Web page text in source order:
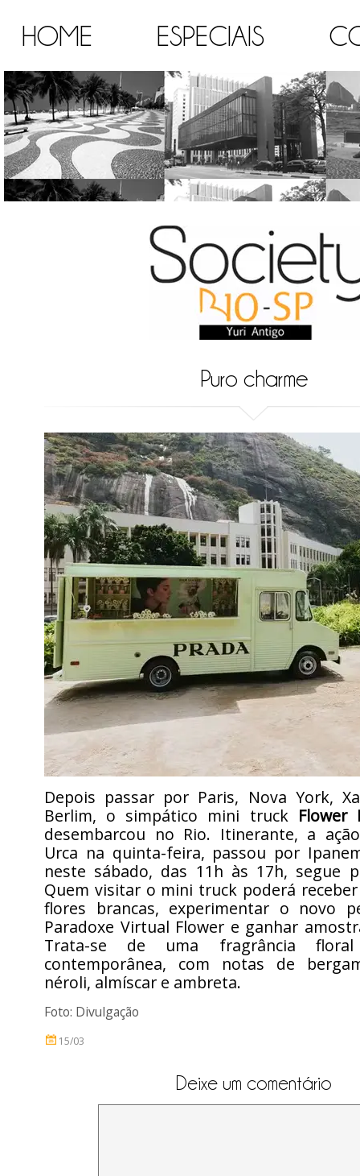
HOME ESPECIAIS
Puro charme
Depois passar por Paris, Nova York,
Berlim, o simpático mini truck Flower
desembarcou no Rio. Itinerante, a
Urca na quinta-feira, passou por
neste sábado, das 11h às 17h, segue
Quem visitar o mini truck poderá
flores brancas, experimentar o novo
Paradoxe Virtual Flower e ganhar
Trata-se de uma fragrância
contemporânea, com notas de
néroli, almíscar e ambreta.
Foto: Divulgação
15/03
Deixe um comentário